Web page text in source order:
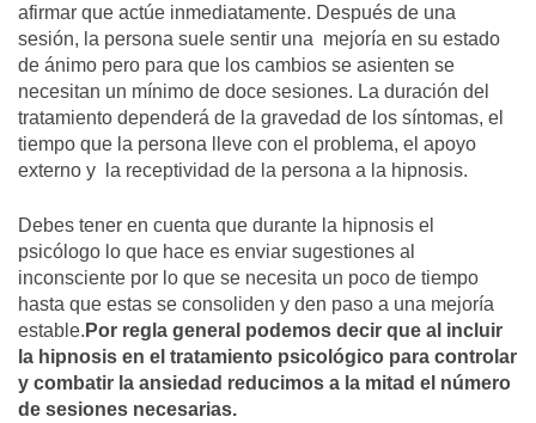
afirmar que actúe inmediatamente. Después de una
sesión, la persona suele sentir una mejoría en su estado
de ánimo pero para que los cambios se asienten se
necesitan un mínimo de doce sesiones. La duración del
tratamiento dependerá de la gravedad de los síntomas, el
tiempo que la persona lleve con el problema, el apoyo
externo y la receptividad de la persona a la hipnosis.
Debes tener en cuenta que durante la hipnosis el
psicólogo lo que hace es enviar sugestiones al
inconsciente por lo que se necesita un poco de tiempo
hasta que estas se consoliden y den paso a una mejoría
estable. Por regla general podemos decir que al incluir
la hipnosis en el tratamiento psicológico para controlar
y combatir la ansiedad reducimos a la mitad el número
de sesiones necesarias.